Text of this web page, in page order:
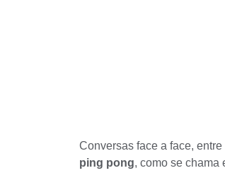
Conversas face a face,
ping pong, como se chama